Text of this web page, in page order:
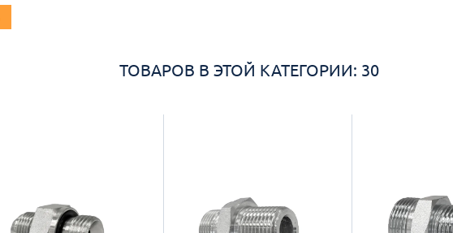
ТОВАРОВ В ЭТОЙ КАТЕГОРИИ: 30